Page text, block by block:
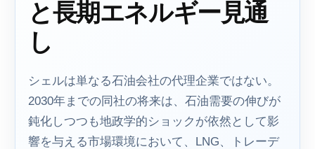
と長期エネルギー見通
し
シェルは単なる石油会社の代理企業ではない。
2030年までの同社の将来は、石油需要の伸びが
鈍化しつつも地政学的ショックが依然として影
響を与える市場環境において、LNG、トレーデ